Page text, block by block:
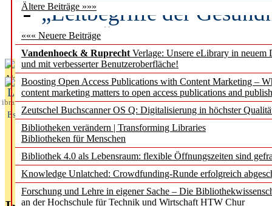
Ältere Beiträge »»»
««« Neuere Beiträge
Vandenhoeck & Ruprecht Verlage: Unsere eLibrary in neuem
und mit verbesserter Benutzeroberfläche!
Boosting Open Access Publications with Content Marketing –
content marketing matters to open access publications and
Zeutschel Buchscanner OS Q: Digitalisierung in höchster
Bibliotheken verändern | Transforming Libraries
Bibliotheken für Menschen
Bibliothek 4.0 als Lebensraum: flexible Öffnungszeiten sind
Knowledge Unlatched: Crowdfunding-Runde erfolgreich
Forschung und Lehre in eigener Sache – Die
an der Hochschule für Technik und Wirtschaft HTW Chur
„Leitbegriffe der
des BIÖG erscheinen
Aktuelles aus
L
ibrary
Essentials